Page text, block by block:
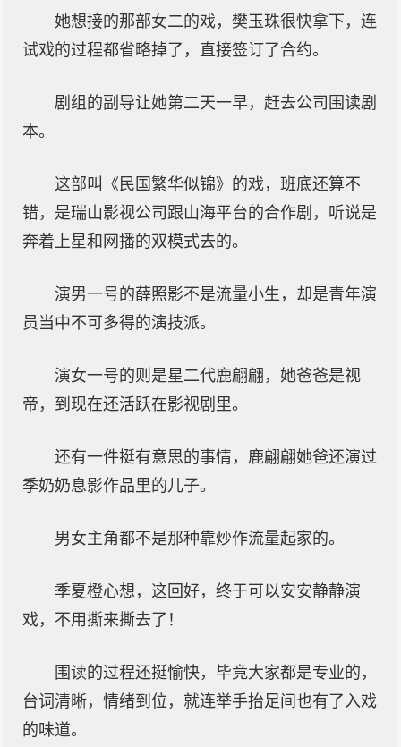
她想接的那部女二的戏，樊玉珠很快拿下，连
试戏的过程都省略掉了，直接签订了合约。
剧组的副导让她第二天一早，赶去公司围读剧
本。
这部叫《民国繁华似锦》的戏，班底还算不
错，是瑞山影视公司跟山海平台的合作剧，听说是
奔着上星和网播的双模式去的。
演男一号的薛照影不是流量小生，却是青年演
员当中不可多得的演技派。
演女一号的则是星二代鹿翩翩，她爸爸是视
帝，到现在还活跃在影视剧里。
还有一件挺有意思的事情，鹿翩翩她爸还演过
季奶奶息影作品里的儿子。
男女主角都不是那种靠炒作流量起家的。
季夏橙心想，这回好，终于可以安安静静演
戏，不用撕来撕去了！
围读的过程还挺愉快，毕竟大家都是专业的，
台词清晰，情绪到位，就连举手抬足间也有了入戏
的味道。